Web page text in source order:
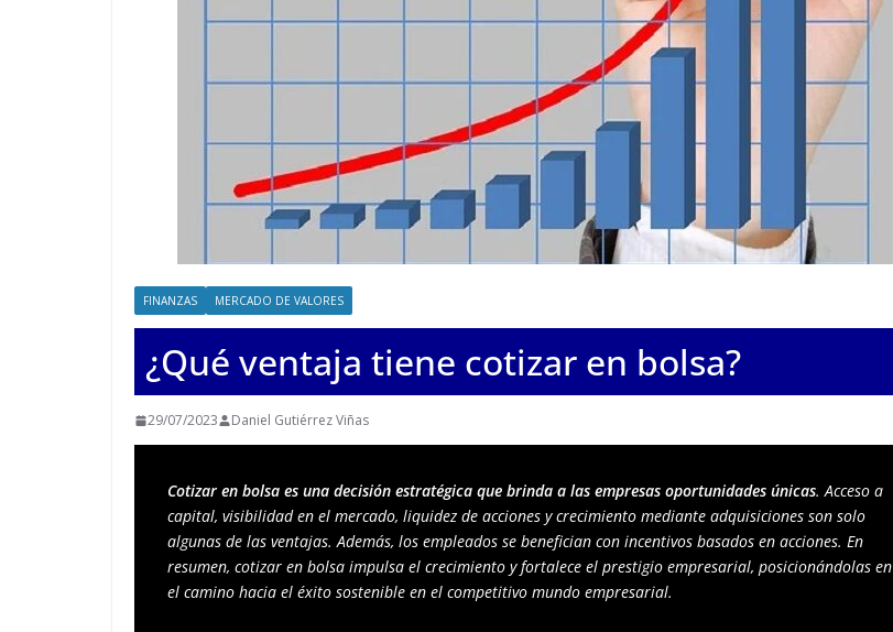
FINANZAS MERCADO DE VALORES
¿Qué ventaja tiene cotizar en bolsa?
29/07/2023 Daniel Gutiérrez Viñas
Cotizar en bolsa es una decisión estratégica que brinda a las empresas oportunidades únicas. Acceso a
capital, visibilidad en el mercado, liquidez de acciones y crecimiento mediante adquisiciones son solo
algunas de las ventajas. Además, los empleados se benefician con incentivos basados en acciones. En
resumen, cotizar en bolsa impulsa el crecimiento y fortalece el prestigio empresarial, posicionándolas en
el camino hacia el éxito sostenible en el competitivo mundo empresarial.